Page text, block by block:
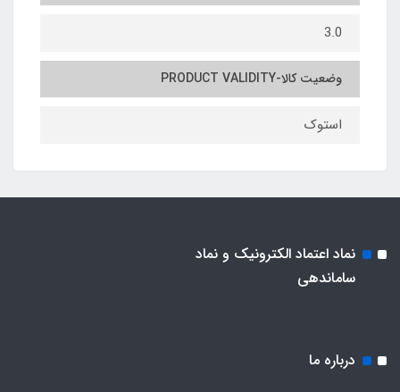
3.0
وضعیت کالا-PRODUCT VALIDITY
استوک
نماد اعتماد الکترونیک و نماد
ساماندهی
درباره ما